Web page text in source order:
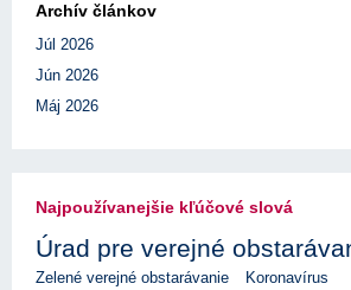
Archív článkov
Júl 2026
Jún 2026
Máj 2026
Najpoužívanejšie kľúčové slová
Úrad pre verejné
Zelené verejné obstarávanie
Koronavírus